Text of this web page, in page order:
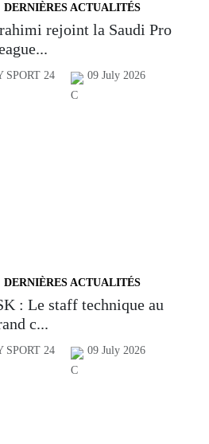
DERNIÈRES ACTUALITÉS
rejoint la Saudi Pro
SPORT 24 09 July 2026
DERNIÈRES ACTUALITÉS
: Le staff technique au
c...
SPORT 24 09 July 2026